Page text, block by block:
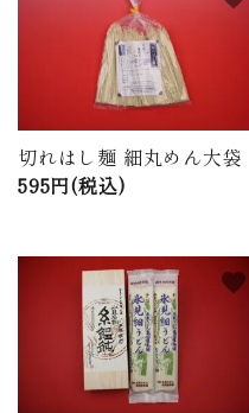
切れはし麺 細丸めん大袋
595円(税込)
favorite